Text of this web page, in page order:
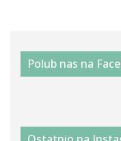
Polub nas na